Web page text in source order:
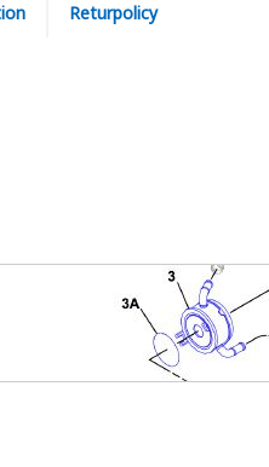
Returpolicy